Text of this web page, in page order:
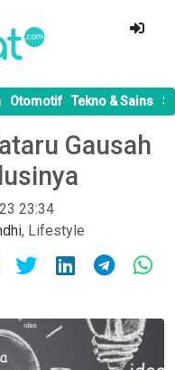
Otomotif Tekno & Sains
Gausah
23:34
, Lifestyle